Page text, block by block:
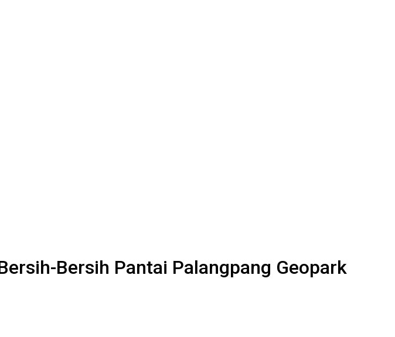
Bersih Pantai Palangpang Geopark